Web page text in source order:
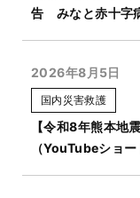
告 みなと赤十字
2026年8月5日
国内災害救護
【令和8年熊本地
（YouTubeショー